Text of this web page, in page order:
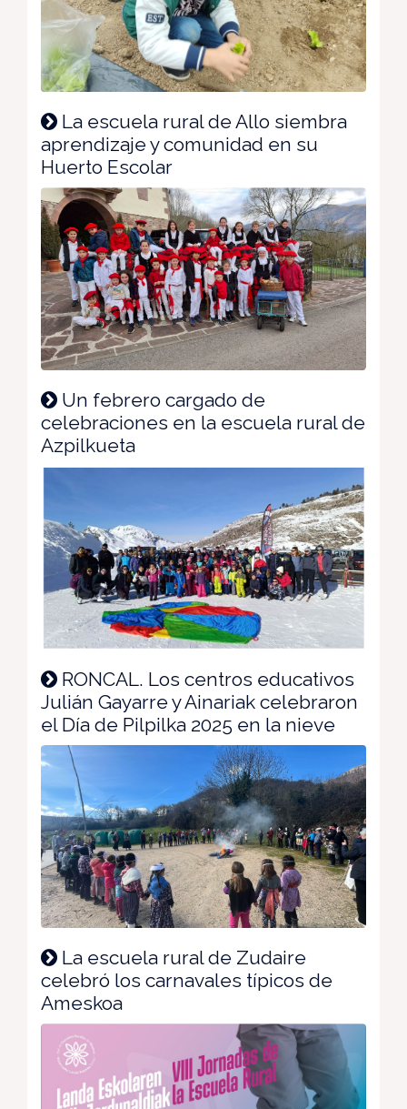
La escuela rural de Allo siembra
aprendizaje y comunidad en su
Huerto Escolar
Un febrero cargado de
celebraciones en la escuela rural de
Azpilkueta
RONCAL. Los centros educativos
Julián Gayarre y Ainariak celebraron
el Día de Pilpilka 2025 en la nieve
La escuela rural de Zudaire
celebró los carnavales típicos de
Ameskoa